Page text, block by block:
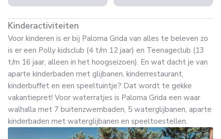
Kinderactiviteiten
Voor kinderen is er bij Paloma Grida van alles te beleven zo
is er een Polly kidsclub (4 t/m 12 jaar) en Teenageclub (13
t/m 16 jaar, alleen in het hoogseizoen). En wat dacht je van
aparte kinderbaden met glijbanen, kinderrestaurant,
kinderbuffet en een speeltuintje? Dat wordt te gekke
vakantiepret! Voor waterratjes is Paloma Grida een waar
walhalla met 7 buitenzwembaden, 5 waterglijbanen, aparte
kinderbaden met waterglijbanen en speeltoestellen.